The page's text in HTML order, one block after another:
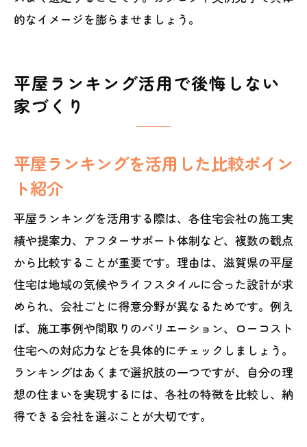
的なイメージを膨らませましょう。
平屋ランキング活用で後悔しない
家づくり
平屋ランキングを活用した比較ポイン
ト紹介
平屋ランキングを活用する際は、各住宅会社の施工実
績や提案力、アフターサポート体制など、複数の観点
から比較することが重要です。理由は、滋賀県の平屋
住宅は地域の気候やライフスタイルに合った設計が求
められ、会社ごとに得意分野が異なるためです。例え
ば、施工事例や間取りのバリエーション、ローコスト
住宅への対応力などを具体的にチェックしましょう。
ランキングはあくまで選択肢の一つですが、自分の理
想の住まいを実現するには、各社の特徴を比較し、納
得できる会社を選ぶことが大切です。